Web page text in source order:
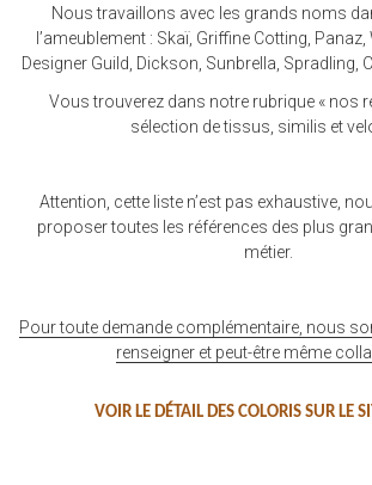
Nous travaillons avec les grands noms
l’ameublement : Skaï, Griffine Cotting, Panaz,
Designer Guild, Dickson, Sunbrella, Spradling,
Vous trouverez dans notre rubrique « nos
sélection de tissus, similis et
Attention, cette liste n’est pas exhaustive,
proposer toutes les références des plus
métier.
Pour toute demande complémentaire, nous
renseigner et peut-être même
VOIR LE DÉTAIL DES COLORIS SUR LE